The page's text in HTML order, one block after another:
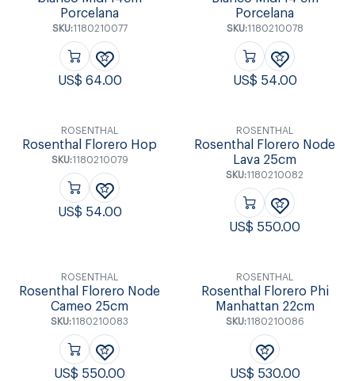
Porcelana
SKU:1180210077
US$ 64.00
Porcelana
SKU:1180210078
US$ 54.00
ROSENTHAL
Rosenthal Florero Hop
SKU:1180210079
US$ 54.00
ROSENTHAL
Rosenthal Florero Node
Lava 25cm
SKU:1180210082
US$ 550.00
ROSENTHAL
Rosenthal Florero Node
Cameo 25cm
SKU:1180210083
US$ 550.00
ROSENTHAL
Rosenthal Florero Phi
Manhattan 22cm
SKU:1180210086
US$ 530.00